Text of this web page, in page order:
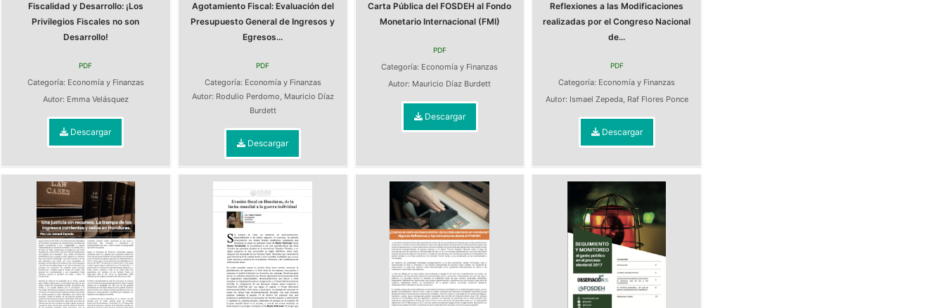
Fiscalidad y Desarrollo: ¡Los
Privilegios Fiscales no son
Desarrollo!
PDF
Categoría: Economía y Finanzas
Autor: Emma Velásquez
Descargar
Agotamiento Fiscal: Evaluación del
Presupuesto General de Ingresos y
Egresos...
PDF
Categoría: Economía y Finanzas
Autor: Rodulio Perdomo, Mauricio Díaz
Burdett
Descargar
Carta Pública del FOSDEH al Fondo
Monetario Internacional (FMI)
PDF
Categoría: Economía y Finanzas
Autor: Mauricio Díaz Burdett
Descargar
Reflexiones a las Modificaciones
realizadas por el Congreso Nacional
de...
PDF
Categoría: Economía y Finanzas
Autor: Ismael Zepeda, Raf Flores Ponce
Descargar